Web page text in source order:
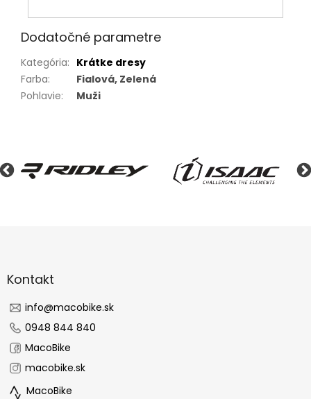
Dodatočné parametre
Kategória: Krátke dresy
Farba:
Fialová, Zelená
Pohlavie: Muži
äKontakt
info@macobike.sk
0948 844 840
MacoBike
macobike.sk
MacoBike